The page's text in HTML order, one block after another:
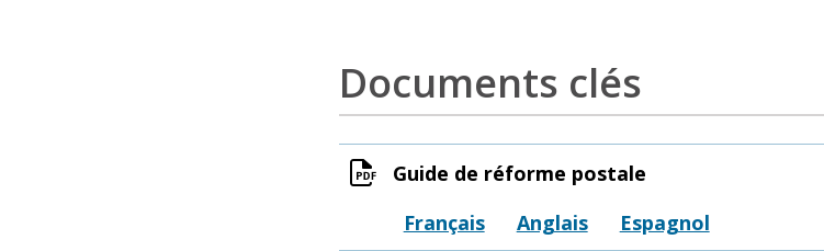
Documents clés
Guide de réforme postale
Français
Anglais Espagnol